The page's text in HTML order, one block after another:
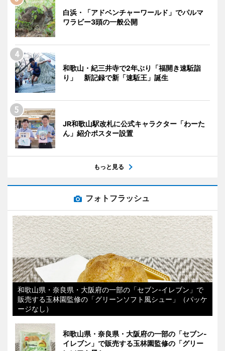
白浜・「アドベンチャーワールド」でパルマ
ワラビー3頭の一般公開
和歌山・紀三井寺で2年ぶり「福開き速駈詣
り」 新記録で新「速駈王」誕生
JR和歌山駅改札に公式キャラクター「わーた
ん」紹介ポスター設置
もっと見る
フォトフラッシュ
和歌山県・奈良県・大阪府の一部の「セブン-イレブン」で
販売する玉林園監修の「グリーンソフト風シュー」（パッケ
ージなし）
和歌山県・奈良県・大阪府の一部の「セブン-
イレブン」で販売する玉林園監修の「グリー